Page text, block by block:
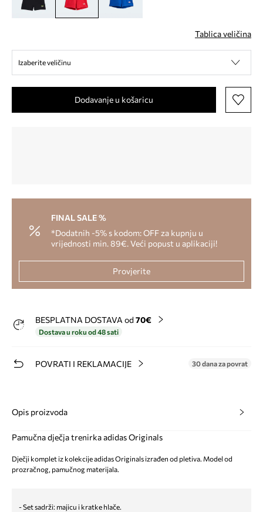
Tablica veličina
Izaberite veličinu
Dodavanje u košaricu
FINAL SALE %
*Dodatnih -5% s kodom: OFF za kupnju u
vrijednosti min. 89€. Veći popust u aplikaciji!
Provjerite
BESPLATNA DOSTAVA od 70€
Dostava u roku od 48 sati
POVRATI I REKLAMACIJE 30 dana za povrat
Opis proizvoda
Pamučna dječja trenirka adidas Originals
Dječji komplet iz kolekcije adidas Originals izrađen od pletiva. Model od
prozračnog, pamučnog materijala.
- Set sadrži: majicu i kratke hlače.